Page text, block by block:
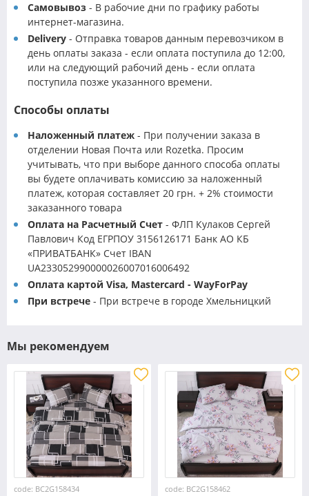
Самовывоз - В рабочие дни по графику работы
интернет-магазина.
Delivery - Отправка товаров данным перевозчиком в
день оплаты заказа - если оплата поступила до 12:00,
или на следующий рабочий день - если оплата
поступила позже указанного времени.
Способы оплаты
Наложенный платеж - При получении заказа в
отделении Новая Почта или Rozetka. Просим
учитывать, что при выборе данного способа оплаты
вы будете оплачивать комиссию за наложенный
платеж, которая составляет 20 грн. + 2% стоимости
заказанного товара
Оплата на Расчетный Счет - ФЛП Кулаков Сергей
Павлович Код ЕГРПОУ 3156126171 Банк АО КБ
«ПРИВАТБАНК» Счет IBAN
UA233052990000026007016006492
Оплата картой Visa, Mastercard - WayForPay
При встрече - При встрече в городе Хмельницкий
Мы рекомендуем
code: BC2G158434 code: BC2G158462